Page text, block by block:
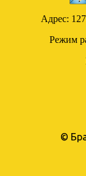
Адрес:
Режим
©